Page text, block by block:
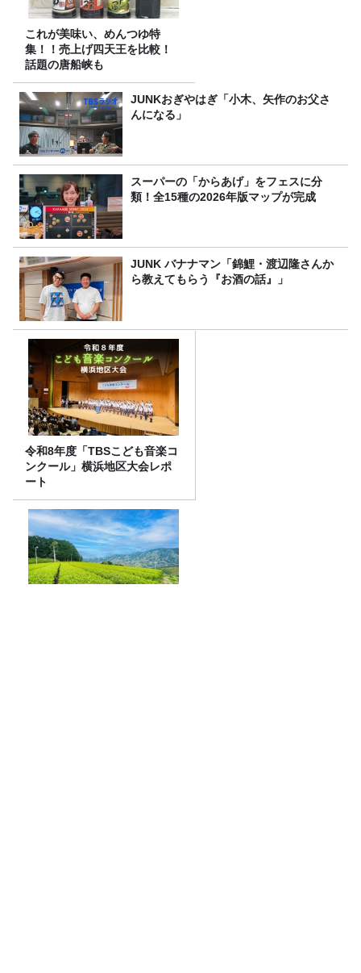
これが美味い、めんつゆ特
集！！売上げ四天王を比較！
話題の唐船峡も
JUNKおぎやはぎ「小木、矢作のお父さ
んになる」
スーパーの「からあげ」をフェスに分
類！全15種の2026年版マップが完成
JUNK バナナマン「錦鯉・渡辺隆さんか
ら教えてもらう『お酒の話』」
令和8年度「TBSこども音楽コ
ンクール」横浜地区大会レポ
ート